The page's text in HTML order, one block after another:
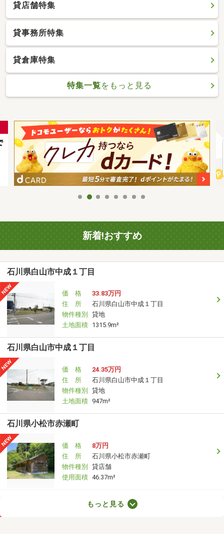
貸店舗特集
貸事務所特集
貸倉庫特集
特集一覧をもっと見る
新着!おすすめ
石川県白山市中成１丁目
価 格
33.83万円
住 所
石川県白山市中成１丁目
物件種別
貸地
土地面積 1315.9m²
石川県白山市中成１丁目
価 格
24.35万円
住 所
石川県白山市中成１丁目
物件種別
貸地
土地面積 947m²
石川県小松市赤瀬町
価 格
8万円
住 所
石川県小松市赤瀬町
物件種別
貸店舗
使用面積 46.37m²
石川県金沢市西町藪ノ内通もっと見る